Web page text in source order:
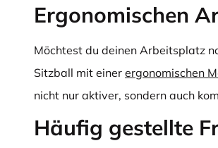
Ergonomischen
Möchtest du deinen Arbeitsplatz
Sitzball mit einer ergonomischen
nicht nur aktiver, sondern auch
Häufig gestellte